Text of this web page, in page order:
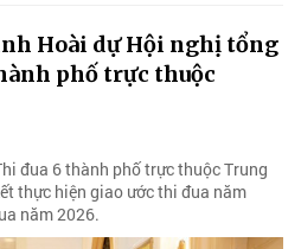
Hoài dự Hội nghị tổng
phố trực thuộc
đua 6 thành phố trực thuộc Trung
thực hiện giao ước thi đua năm
năm 2026.